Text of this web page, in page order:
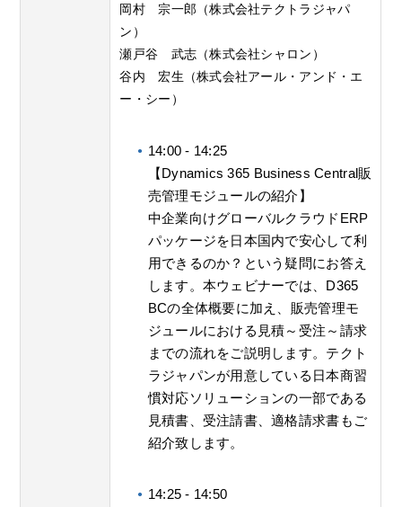
岡村 宗一郎（株式会社テクトラジャパ
ン）
瀬戸谷 武志（株式会社シャロン）
谷内 宏生（株式会社アール・アンド・エ
ー・シー）
14:00 - 14:25
【Dynamics 365 Business Central販
売管理モジュールの紹介】
中企業向けグローバルクラウドERP
パッケージを日本国内で安心して利
用できるのか？という疑問にお答え
します。本ウェビナーでは、D365
BCの全体概要に加え、販売管理モ
ジュールにおける見積～受注～請求
までの流れをご説明します。テクト
ラジャパンが用意している日本商習
慣対応ソリューションの一部である
見積書、受注請書、適格請求書もご
紹介致します。
14:25 - 14:50